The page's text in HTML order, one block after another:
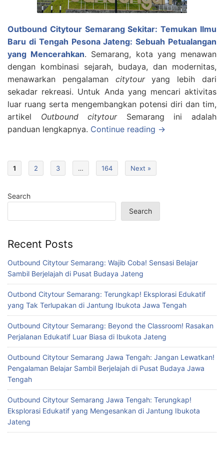
Outbound Citytour Semarang Sekitar: Temukan Ilmu
Baru di Tengah Pesona Jateng: Sebuah Petualangan
yang Mencerahkan. Semarang, kota yang menawan
dengan kombinasi sejarah, budaya, dan modernitas,
menawarkan pengalaman citytouryang lebih dari
sekadar rekreasi. Untuk Anda yang mencari aktivitas
luar ruang serta mengembangkan potensi diri dan tim,
artikel Outbound citytourSemarang ini adalah
panduan lengkapnya. Continue reading →
1 2 3 … 164 Next »
Search
Search
Recent Posts
Outbound Citytour Semarang: Wajib Coba! Sensasi Belajar
Sambil Berjelajah di Pusat Budaya Jateng
Outbond Citytour Semarang: Terungkap! Eksplorasi Edukatif
yang Tak Terlupakan di Jantung Ibukota Jawa Tengah
Outbound Citytour Semarang: Beyond the Classroom! Rasakan
Perjalanan Edukatif Luar Biasa di Ibukota Jateng
Outbound Citytour Semarang Jawa Tengah: Jangan Lewatkan!
Pengalaman Belajar Sambil Berjelajah di Pusat Budaya Jawa
Tengah
Outbound Citytour Semarang Jawa Tengah: Terungkap!
Eksplorasi Edukatif yang Mengesankan di Jantung Ibukota
Jateng